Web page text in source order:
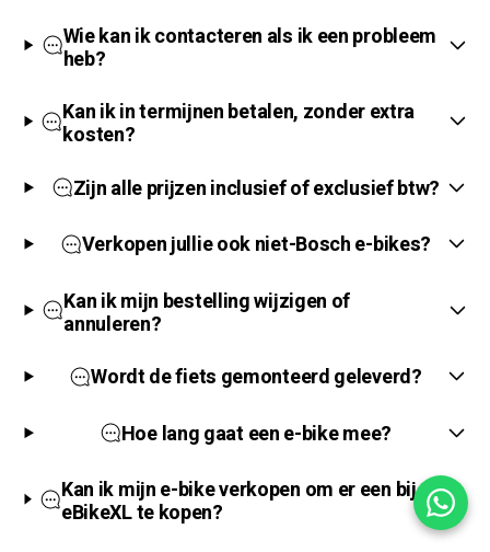
Wie kan ik contacteren als ik een probleem
heb?
Kan ik in termijnen betalen, zonder extra
kosten?
Zijn alle prijzen inclusief of exclusief btw?
Verkopen jullie ook niet-Bosch e-bikes?
Kan ik mijn bestelling wijzigen of
annuleren?
Wordt de fiets gemonteerd geleverd?
Hoe lang gaat een e-bike mee?
Kan ik mijn e-bike verkopen om er een bij
eBikeXL te kopen?